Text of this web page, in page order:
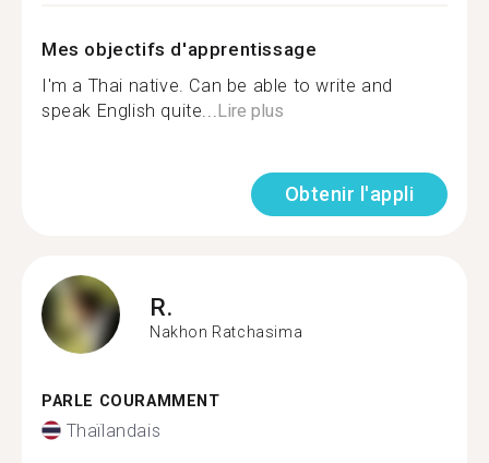
Mes objectifs d'apprentissage
I'm a Thai native. Can be able to write and
speak English quite...Lire plus
Obtenir l'appli
R.
Nakhon Ratchasima
PARLE COURAMMENT
Thaïlandais